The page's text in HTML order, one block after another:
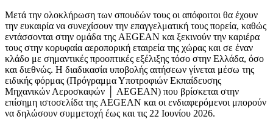
Μετά την ολοκλήρωση των σπουδών τους οι απόφοιτοι θα έχουν
την ευκαιρία να συνεχίσουν την επαγγελματική τους πορεία, καθώς
εντάσσονται στην ομάδα της AEGEAN και ξεκινούν την καριέρα
τους στην κορυφαία αεροπορική εταιρεία της χώρας και σε έναν
κλάδο με σημαντικές προοπτικές εξέλιξης τόσο στην Ελλάδα, όσο
και διεθνώς. Η διαδικασία υποβολής αιτήσεων γίνεται μέσω της
ειδικής φόρμας (Πρόγραμμα Υποτροφιών Εκπαίδευσης
Μηχανικών Αεροσκαφών │ AEGEAN) που βρίσκεται στην
επίσημη ιστοσελίδα της AEGEAN και οι ενδιαφερόμενοι μπορούν
να δηλώσουν συμμετοχή έως και τις 22 Ιουνίου 2026.